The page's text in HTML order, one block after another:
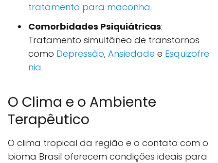
tratamento para maconha.
Comorbidades Psiquiátricas:
Tratamento simultâneo de transtornos
como Depressão, Ansiedade e Esquizofre
nia.
O Clima e o Ambiente
Terapêutico
O clima tropical da região e o contato com o
bioma Brasil oferecem condições ideais para